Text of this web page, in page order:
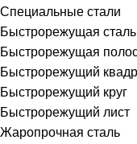
Специальные стали
Быстрорежущая сталь
Быстрорежущая
Быстрорежущий
Быстрорежущий круг
Быстрорежущий лист
Жаропрочная сталь